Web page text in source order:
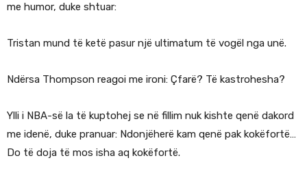
me humor, duke shtuar:
Tristan mund të ketë pasur një ultimatum të vogël nga unë.
Ndërsa Thompson reagoi me ironi: Çfarë? Të kastrohesha?
Ylli i NBA-së la të kuptohej se në fillim nuk kishte qenë dakord
me idenë, duke pranuar: Ndonjëherë kam qenë pak kokëfortë…
Do të doja të mos isha aq kokëfortë.